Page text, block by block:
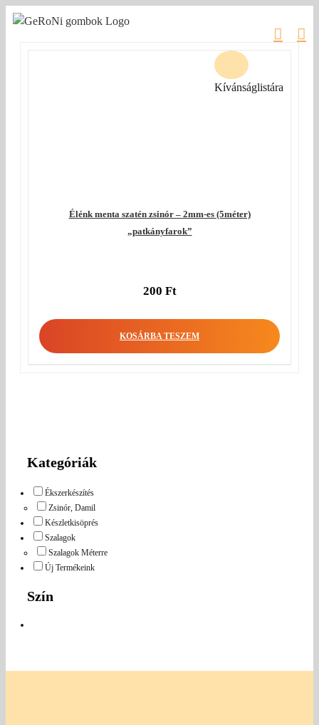
Kihagyás
Élénk menta szatén zsinór – 2mm-es (5méter)
„patkányfarok”
200 Ft
KOSÁRBA TESZEM
Kívánságlistára
Kategóriák
Ékszerkészítés
Zsinór, Damil
Készletkisöprés
Szalagok
Szalagok Méterre
Új Termékeink
Szín